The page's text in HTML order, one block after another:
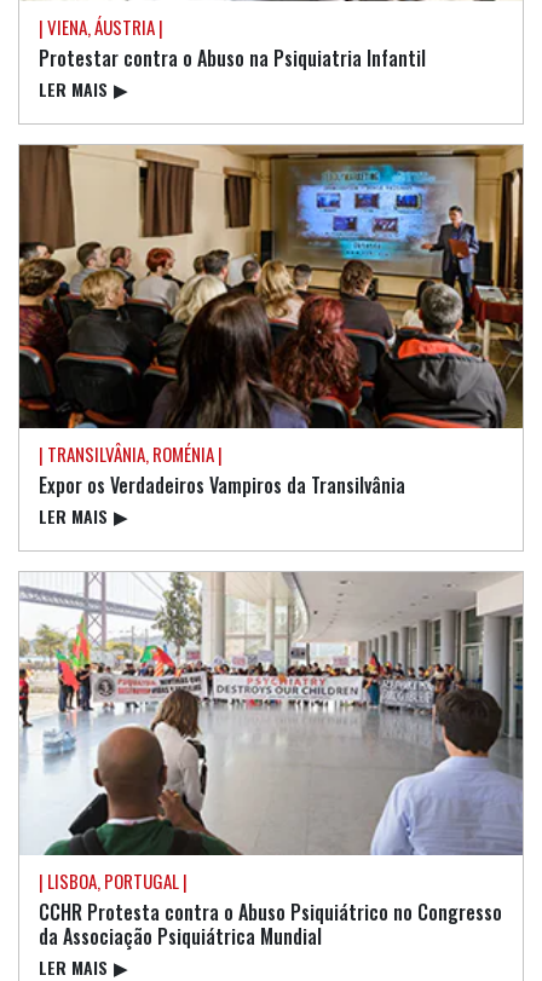
| VIENA, ÁUSTRIA |
Protestar contra o Abuso na Psiquiatria Infantil
LER MAIS ▶
| TRANSILVÂNIA, ROMÉNIA |
Expor os Verdadeiros Vampiros da Transilvânia
LER MAIS ▶
| LISBOA, PORTUGAL |
CCHR Protesta contra o Abuso Psiquiátrico no Congresso
da Associação Psiquiátrica Mundial
LER MAIS ▶